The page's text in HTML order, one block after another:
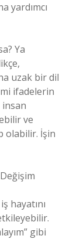
yardımcı
Ya
uzak bir dil
ifadelerin
ve
olabilir. İşin
hayatını
gibi